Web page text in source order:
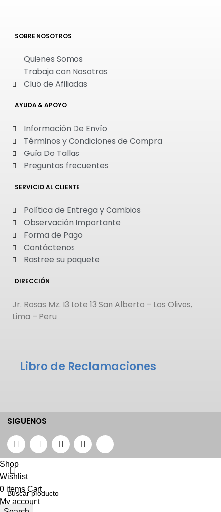
SOBRE NOSOTROS
Quienes Somos
Trabaja con Nosotras
Club de Afiliadas
AYUDA & APOYO
Información De Envío
Términos y Condiciones de Compra
Guía De Tallas
Preguntas frecuentes
SERVICIO AL CLIENTE
Política de Entrega y Cambios
Observación Importante
Forma de Pago
Contáctenos
Rastree su paquete
DIRECCIÓN
Jr. Rosas Mz. I3 Lote 13 San Alberto – Los Olivos,
Lima – Peru
Libro de Reclamaciones
SIGUENOS
Shop
Wishlist
0 items Cart
My account